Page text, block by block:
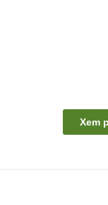
Xem